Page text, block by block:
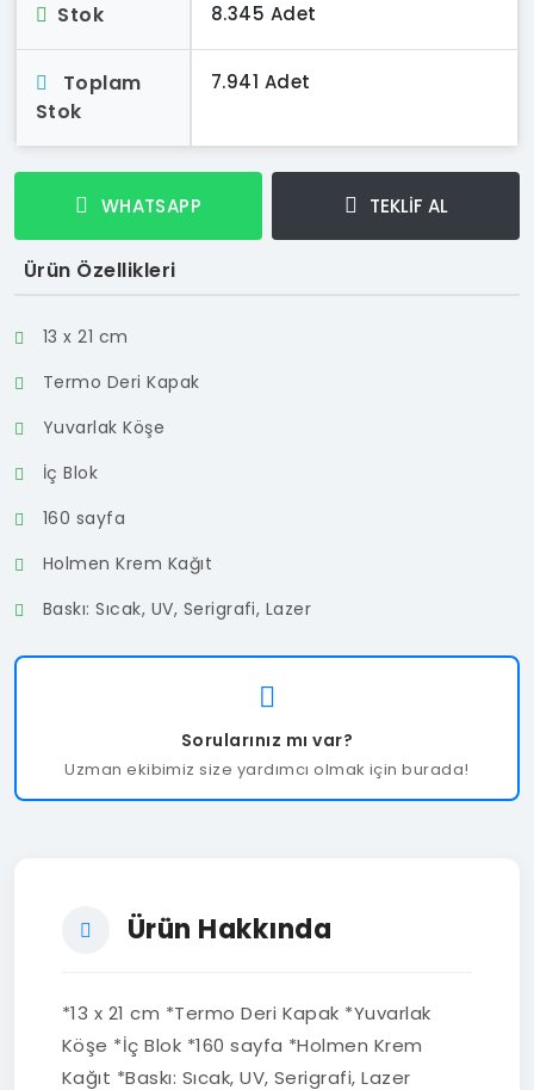
Stok 8.345 Adet
Toplam
Stok
7.941 Adet
WHATSAPP TEKLİF AL
Ürün Özellikleri
13 x 21 cm
Termo Deri Kapak
Yuvarlak Köşe
İç Blok
160 sayfa
Holmen Krem Kağıt
Baskı: Sıcak, UV, Serigrafi, Lazer
Sorularınız mı var?
Uzman ekibimiz size yardımcı olmak için burada!
Ürün Hakkında
*13 x 21 cm *Termo Deri Kapak *Yuvarlak
Köşe *İç Blok *160 sayfa *Holmen Krem
Kağıt *Baskı: Sıcak, UV, Serigrafi, Lazer